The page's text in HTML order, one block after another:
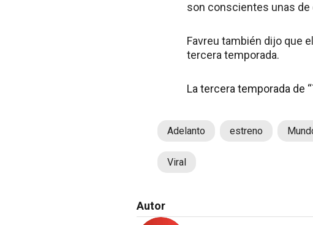
son conscientes unas de
Favreu también dijo que
tercera temporada.
La tercera temporada de
Adelanto estreno
Viral
Autor